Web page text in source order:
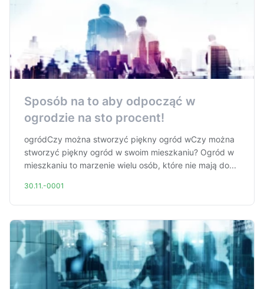
Sposób na to aby odpocząć w
ogrodzie na sto procent!
ogródCzy można stworzyć piękny ogród wCzy można
stworzyć piękny ogród w swoim mieszkaniu? Ogród w
mieszkaniu to marzenie wielu osób, które nie mają do...
30.11.-0001